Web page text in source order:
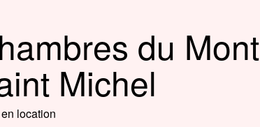
du Mont
Michel
location